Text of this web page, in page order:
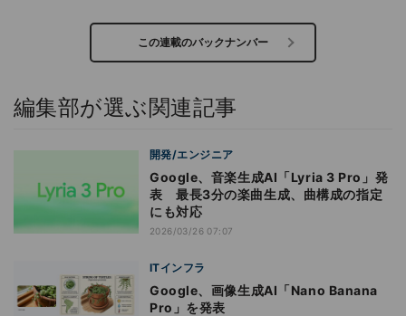
この連載のバックナンバー
編集部が選ぶ関連記事
開発/エンジニア
Google、音楽生成AI「Lyria 3 Pro」発
表 最長3分の楽曲生成、曲構成の指定
にも対応
2026/03/26 07:07
ITインフラ
Google、画像生成AI「Nano Banana
Pro」を発表